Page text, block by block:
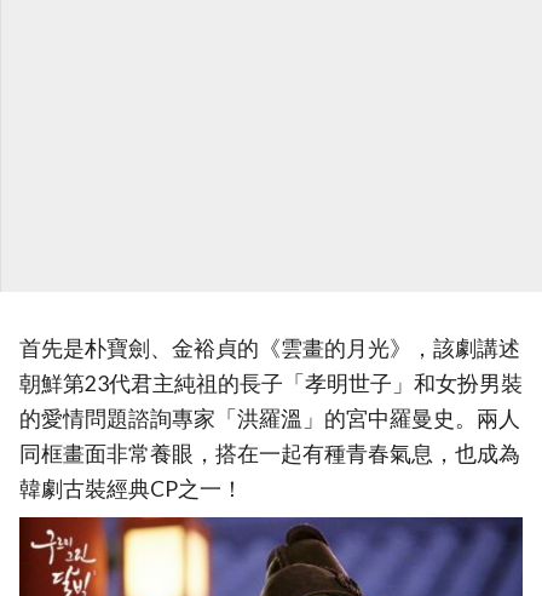
首先是朴寶劍、金裕貞的《雲畫的月光》，該劇講述
朝鮮第23代君主純祖的長子「孝明世子」和女扮男裝
的愛情問題諮詢專家「洪羅溫」的宮中羅曼史。兩人
同框畫面非常養眼，搭在一起有種青春氣息，也成為
韓劇古裝經典CP之一！